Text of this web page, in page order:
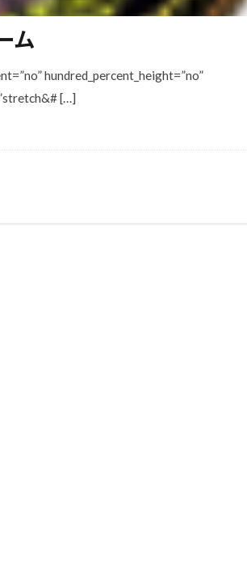
ム
hundred_percent_height=”no”
[…]